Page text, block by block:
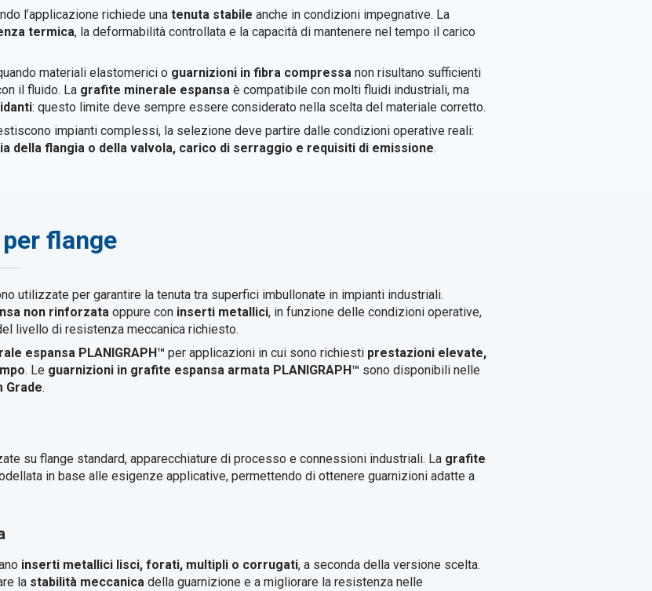
l’applicazione richiede una tenuta stabile anche in condizioni impegnative. La
termica, la deformabilità controllata e la capacità di mantenere nel tempo il carico
materiali elastomerici o guarnizioni in fibra compressa non risultano sufficienti
il fluido. La grafite minerale espansa è compatibile con molti fluidi industriali, ma
: questo limite deve sempre essere considerato nella scelta del materiale corretto.
impianti complessi, la selezione deve partire dalle condizioni operative reali:
della flangia o della valvola, carico di serraggio e requisiti di emissione.
flange
utilizzate per garantire la tenuta tra superfici imbullonate in impianti industriali.
non rinforzata oppure con inserti metallici, in funzione delle condizioni operative,
livello di resistenza meccanica richiesto.
espansa PLANIGRAPH™ per applicazioni in cui sono richiesti prestazioni elevate,
. Le guarnizioni in grafite espansa armata PLANIGRAPH™ sono disponibili nelle
Grade.
su flange standard, apparecchiature di processo e connessioni industriali. La grafite
in base alle esigenze applicative, permettendo di ottenere guarnizioni adatte a
inserti metallici lisci, forati, multipli o corrugati, a seconda della versione scelta.
la stabilità meccanica della guarnizione e a migliorare la resistenza nelle